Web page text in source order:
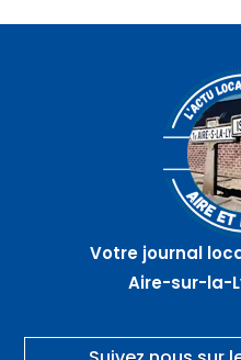
GUARBECQUE
Atelier
nœuds
de
marinier
– AIRE
SUR
LA LYS
Votre journal
Aire-sur-la-